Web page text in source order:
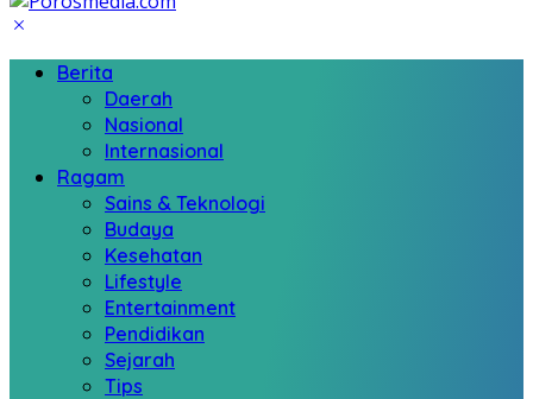
Berita
Daerah
Nasional
Internasional
Ragam
Sains & Teknologi
Budaya
Kesehatan
Lifestyle
Entertainment
Pendidikan
Sejarah
Tips